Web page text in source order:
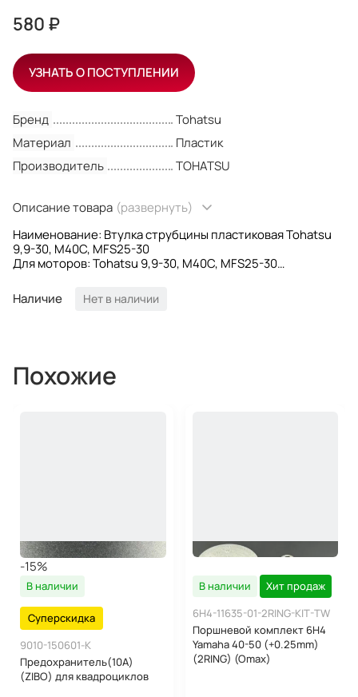
Бренд
Tohatsu
Материал
Пластик
Производитель
TOHATSU
Описание товара (развернуть)
Наименование: Втулка струбцины пластиковая Tohatsu
9,9-30, M40C, MFS25-30
Для моторов: Tohatsu 9,9-30, M40C, MFS25-30
OEM номера: 349-62126-0, 349621260, 349-62126,
34962126, 349 62126
Наличие Нет в наличии
580 ₽
УЗНАТЬ О ПОСТУПЛЕНИИ
Похожие
-15%
В наличии
Суперскидка
9010-150601-K
Предохранитель(10А)
(ZIBO) для квадроциклов
В наличии
Хит продаж
6H4-11635-01-2RING-KIT-TW
Поршневой комплект 6H4
Yamaha 40-50 (+0.25mm)
(2RING) (Omax)